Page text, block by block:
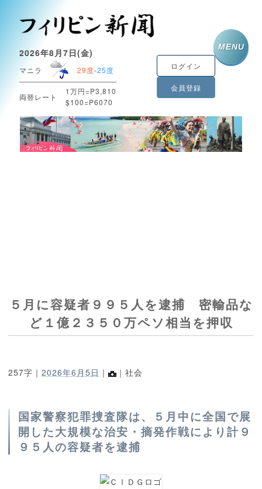
2026年8月7日(金)
マニラ 29度-25度
両替レート
1万円=P3,810
$100=P6070
ログイン
会員登録
MENU
５月に容疑者９９５人を逮捕 密輸品な
ど１億２３５０万ペソ相当を押収
257字｜ 2026年6月5日 ｜ ｜社会
国家警察犯罪捜査隊は、５月中に全国で展
開した大規模な治安・摘発作戦により計９
９５人の容疑者を逮捕